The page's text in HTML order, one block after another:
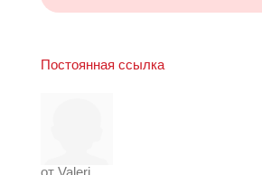
Постоянная ссылка